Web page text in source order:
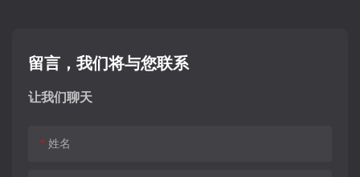
留言，我们将与您联系
让我们聊天
姓名